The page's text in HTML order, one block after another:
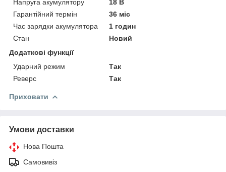
Напруга акумулятору
18 В
Гарантійний термін
36 міс
Час зарядки акумулятора
1 годин
Стан
Новий
Додаткові функції
Ударний режим
Так
Реверс
Так
Приховати
Умови доставки
Нова Пошта
Самовивіз